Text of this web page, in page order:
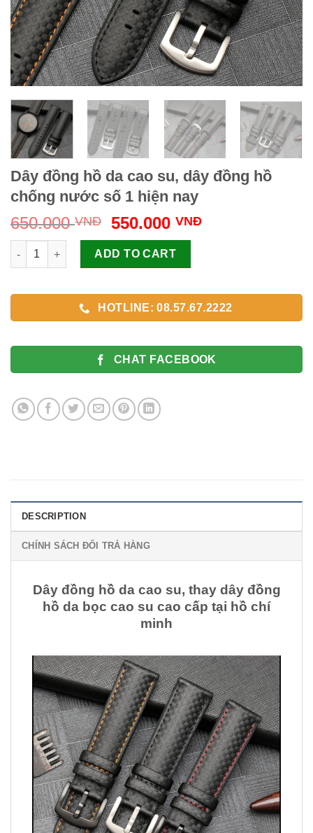
Dây đồng hồ da cao su, dây đồng hồ
chống nước số 1 hiện nay
650.000VNĐ
Original
price
was:
650.000 VNĐ.
550.000VNĐCurrent
Dây đồng hồ da cao su, dây đồng hồ chống nước số 1 hiện
ADD TO CART
HOTLINE: 08.57.67.2222
CHAT FACEBOOK
DESCRIPTION
CHÍNH SÁCH ĐỔI TRẢ HÀNG
Dây đồng hồ da cao su, thay dây đồng
hồ da bọc cao su cao cấp tại hồ chí
minh